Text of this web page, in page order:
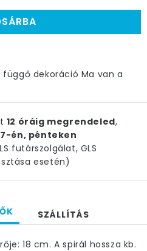
függő dekoráció Ma van a
12 óráig megrendeled,
én, pénteken
futárszolgálat, GLS
esetén)
SZÁLLÍTÁS
18 cm. A spirál hossza kb.